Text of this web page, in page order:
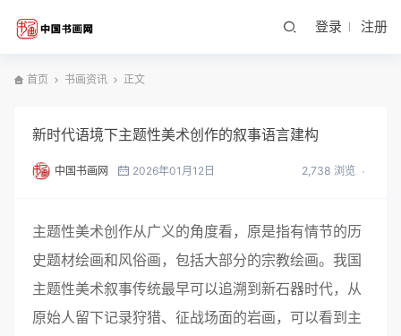
登录 注册
首页 书画资讯 正文
新时代语境下主题性美术创作的叙事语言建构
中国书画网 2026年01月12日 2,738 浏览
主题性美术创作从广义的角度看，原是指有情节的历
史题材绘画和风俗画，包括大部分的宗教绘画。我国
主题性美术叙事传统最早可以追溯到新石器时代，从
原始人留下记录狩猎、征战场面的岩画，可以看到主